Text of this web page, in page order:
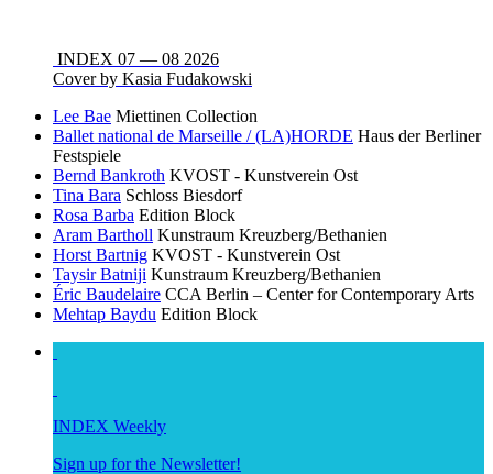
INDEX 07 — 08 2026
Cover by Kasia Fudakowski
Lee Bae Miettinen Collection
Ballet national de Marseille / (LA)HORDE Haus der Berliner
Festspiele
Bernd Bankroth KVOST - Kunstverein Ost
Tina Bara Schloss Biesdorf
Rosa Barba Edition Block
Aram Bartholl Kunstraum Kreuzberg/Bethanien
Horst Bartnig KVOST - Kunstverein Ost
Taysir Batniji Kunstraum Kreuzberg/Bethanien
Éric Baudelaire CCA Berlin – Center for Contemporary Arts
Mehtap Baydu Edition Block
INDEX Weekly
Sign up for the Newsletter!